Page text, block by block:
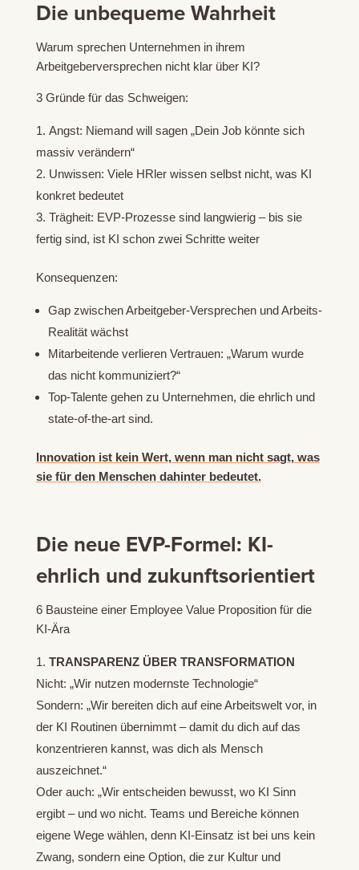
Die unbequeme Wahrheit
Warum sprechen Unternehmen in ihrem
Arbeitgeberversprechen nicht klar über KI?
3 Gründe für das Schweigen:
Angst: Niemand will sagen „Dein Job könnte sich
massiv verändern“
Unwissen: Viele HRler wissen selbst nicht, was KI
konkret bedeutet
Trägheit: EVP-Prozesse sind langwierig – bis sie
fertig sind, ist KI schon zwei Schritte weiter
Konsequenzen:
Gap zwischen Arbeitgeber-Versprechen und Arbeits-
Realität wächst
Mitarbeitende verlieren Vertrauen: „Warum wurde
das nicht kommuniziert?“
Top-Talente gehen zu Unternehmen, die ehrlich und
state-of-the-art sind.
Innovation ist kein Wert, wenn man nicht sagt, was
sie für den Menschen dahinter bedeutet.
Die neue EVP-Formel: KI-
ehrlich und zukunftsorientiert
6 Bausteine einer Employee Value Proposition für die
KI-Ära
TRANSPARENZ ÜBER TRANSFORMATION
Nicht: „Wir nutzen modernste Technologie“
Sondern: „Wir bereiten dich auf eine Arbeitswelt vor, in
der KI Routinen übernimmt – damit du dich auf das
konzentrieren kannst, was dich als Mensch
auszeichnet.“
Oder auch: „Wir entscheiden bewusst, wo KI Sinn
ergibt – und wo nicht. Teams und Bereiche können
eigene Wege wählen, denn KI-Einsatz ist bei uns kein
Zwang, sondern eine Option, die zur Kultur und